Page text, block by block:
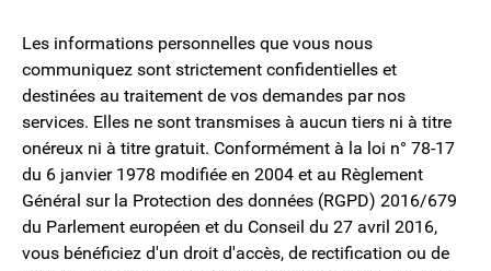
Les informations personnelles que vous nous
communiquez sont strictement confidentielles et
destinées au traitement de vos demandes par nos
services. Elles ne sont transmises à aucun tiers ni à titre
onéreux ni à titre gratuit. Conformément à la loi n° 78-17
du 6 janvier 1978 modifiée en 2004 et au Règlement
Général sur la Protection des données (RGPD) 2016/679
du Parlement européen et du Conseil du 27 avril 2016,
vous bénéficiez d'un droit d'accès, de rectification ou de